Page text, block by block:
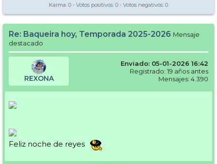
Karma: 0 - Votos positivos: 0 - Votos negativos: 0
Re: Baqueira hoy, Temporada 2025-2026 Mensaje
destacado
REXONA
Enviado: 05-01-2026 16:42
Registrado: 19 años antes
Mensajes: 4.390
Feliz noche de reyes